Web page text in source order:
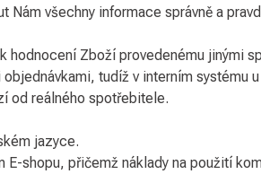
Nám všechny informace správně a
hodnocení Zboží provedenému
tudíž v interním systému
od reálného spotřebitele.
jazyce.
shopu, přičemž náklady na použití